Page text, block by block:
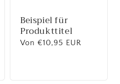
Beispiel für
Produkttitel
Normaler
Von €10,95 EUR